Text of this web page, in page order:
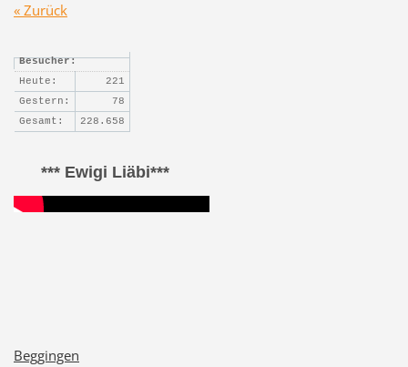
« Zurück
Besucher:
Heute:
221
Gestern:
78
Gesamt:
228.658
*** Ewigi Liäbi***
Beggingen